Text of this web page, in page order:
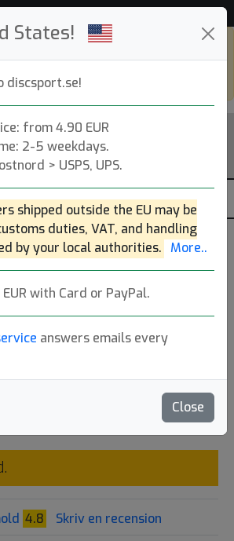
States!
discsport.se!
from 4.90 EUR
2-5 weekdays.
> USPS, UPS.
shipped outside the EU may be
duties, VAT, and handling
by your local authorities. More..
with Card or PayPal.
answers emails every
Close
discsport.com
PreviousNext
Was
13 Dec
Red
Reko 2022
Flight: 3 3 0 1
4.8 Skriv en recension